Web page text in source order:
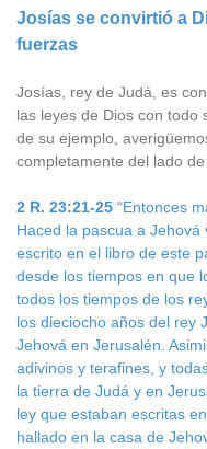
Josías se convirtió a
fuerzas
Josías, rey de Judá, es
las leyes de Dios con todo
de su ejemplo,
completamente del lado de
2 R. 23:21-25 “Entonces
Haced la pascua a
escrito en el libro de este
desde los tiempos en que
todos los tiempos de los
los dieciocho años del rey
Jehová en Jerusalén.
adivinos y terafines, y
la tierra de Judá y en
ley que estaban escritas
hallado en la casa de